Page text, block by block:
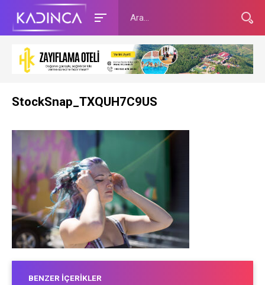
StockSnap_TXQUH7C9US
BENZER İÇERIKLER